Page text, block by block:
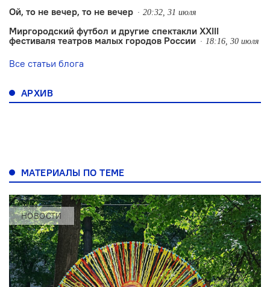
Ой, то не вечер, то не вечер 20:32, 31 июля
Миргородский футбол и другие спектакли XXIII
фестиваля театров малых городов России
18:16, 30 июля
Все статьи блога
АРХИВ
МАТЕРИАЛЫ ПО ТЕМЕ
НОВОСТИ